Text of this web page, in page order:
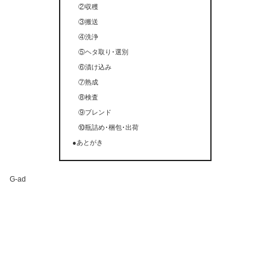
②収穫
③搬送
④洗浄
⑤ヘタ取り･選別
⑥漬け込み
⑦熟成
⑧検査
⑨ブレンド
⑩瓶詰め･梱包･出荷
●あとがき
G-ad